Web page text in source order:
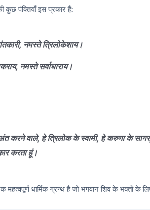
कुछ पंक्तियाँ इस प्रकार हैं:
नमस्ते त्रिलोकेशाय।
नमस्ते सर्वाधाराय।
करने वाले, हे त्रिलोक के स्वामी, हे करुणा के
करता हूं।
महत्वपूर्ण धार्मिक ग्रन्थ है जो भगवान शिव के भक्तों के